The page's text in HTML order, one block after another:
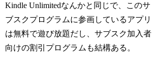
Kindle Unlimitedなんかと同じで、このサ
ブスクプログラムに参画しているアプリ
は無料で遊び放題だし、サブスク加入者
向けの割引プログラムも結構ある。